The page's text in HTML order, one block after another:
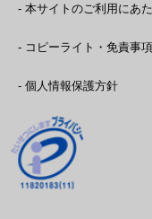
- 本サイトのご利用にあ
- コピーライト・免責事項
- 個人情報保護方針